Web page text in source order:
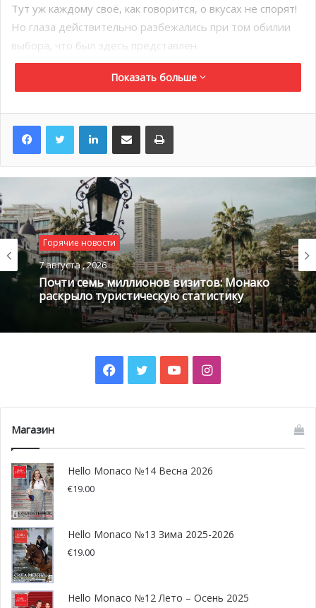
Тут уж каждому своё, как говорится, о вкусах не спорят!
Но глаза действительно разбежались при том обилии
выбора, что был здесь представлен.
Нет ничего лучше, чем французские названия блюд,
чтобы заставить заиграть ваше воображение еще до
дегустации. Мы отправились на демонстрацию от
ресторана Hirondelle.
Показать больше
LinkedInПоделиться по электронной почте Распечатать
Горячие новости
7 августа , 2026
Почти семь миллионов визитов: Монако
раскрыло туристическую статистику
Facebook
TwitterYouTubeInstagram
Магазин
Hello Monaco №14 Весна 2026
€19.00
Hello Monaco №13 Зима 2025-2026
€19.00
Hello Monaco №12 Лето – Осень 2025